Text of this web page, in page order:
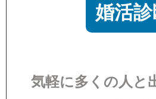
婚活
気軽に多くの人と